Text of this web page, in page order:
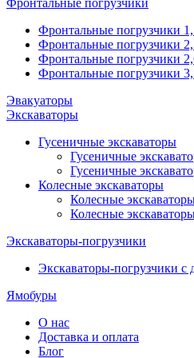
Фронтальные погрузчики
Фронтальные погрузчики
Фронтальные погрузчики
Фронтальные погрузчики
Фронтальные погрузчики
Эвакуаторы
Экскаваторы
Гусеничные экскаваторы
Гусеничные
Гусеничные
Колесные экскаваторы
Колесные
Колесные
Экскаваторы-погрузчики
Экскаваторы-погрузчики
Ямобуры
О нас
Доставка и оплата
Блог